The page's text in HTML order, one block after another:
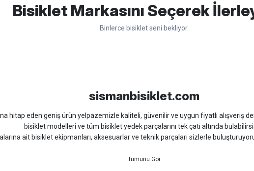
Yorum Yaz
Bisiklet Markasını Seçerek
Binlerce bisiklet seni bekliyor.
sismanbisiklet.com
hitap eden geniş ürün yelpazemizle kaliteli, güvenilir ve uygun fiyatlı alışveriş
bisiklet modelleri ve tüm bisiklet yedek parçalarını tek çatı altında
ait bisiklet ekipmanları, aksesuarlar ve teknik parçaları sizlerle
sonrası teknik destek ve müşteri memnuniyeti odaklı hizmet anlayışımız